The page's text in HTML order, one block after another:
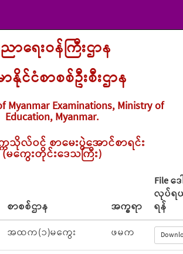
ာရေးဝန်ကြီးဌာန
ာနိုင်ငံစာစစ်ဦးစီးဌာန
Myanmar Examinations, Ministry of
Education, Myanmar.
သိုလ်ဝင် စာမေးပွဲအောင်စာရင်း
(မကွေးတိုင်းဒေသကြီး)
စာစစ်ဌာန အက္ခရာ
File ဒေ
လုပ်ရ
ရန်
အထက(၁)မကွေး ဖမက